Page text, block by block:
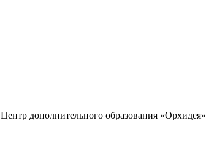
Центр дополнительного образования «Орхидея»